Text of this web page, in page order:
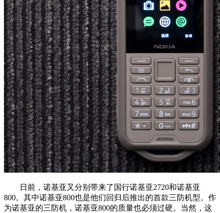
日前，诺基亚又分别带来了国行诺基亚2720和诺基亚
800。其中诺基亚800也是他们回归后推出的首款三防机型。作
为诺基亚的三防机，诺基亚800的质量也必须过硬。当然，这